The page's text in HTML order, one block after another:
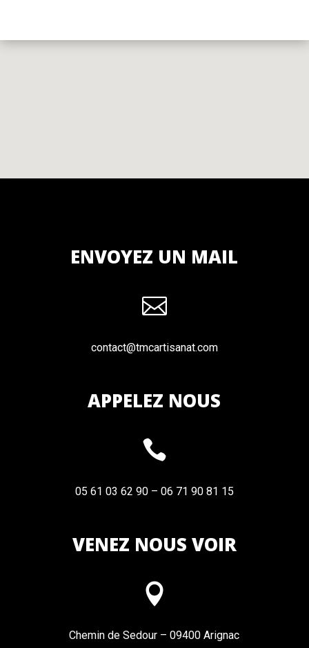
ENVOYEZ UN MAIL

contact@tmcartisanat.com
APPELEZ NOUS

05 61 03 62 90 – 06 71 90 81 15
VENEZ NOUS VOIR

Chemin de Sedour – 09400 Arignac